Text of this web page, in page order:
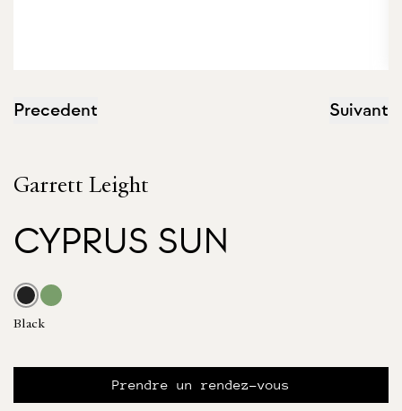
Precedent Suivant
Garrett Leight
CYPRUS SUN
Black
Prendre un rendez-vous